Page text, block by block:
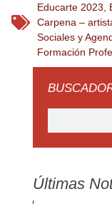
Educarte 2023
Carpena –
Sociales y
Formación
Últimas